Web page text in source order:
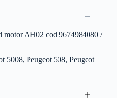
motor AH02 cod 9674984080 /
5008, Peugeot 508, Peugeot